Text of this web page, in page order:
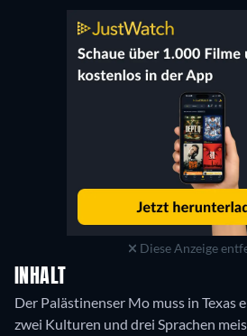
Diese Anzeige
INHALT
Der Palästinenser Mo muss in Texas
zwei Kulturen und drei Sprachen